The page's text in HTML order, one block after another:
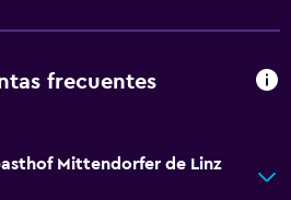
frecuentes
Mittendorfer de Linz